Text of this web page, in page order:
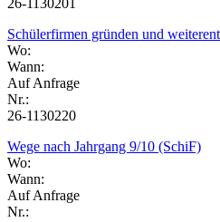
Schülerfirmen gründen und
Wo:
Wann:
Auf Anfrage
Nr.:
26-1130220
Wege nach Jahrgang 9/10 (SchiF)
Wo:
Wann:
Auf Anfrage
Nr.: